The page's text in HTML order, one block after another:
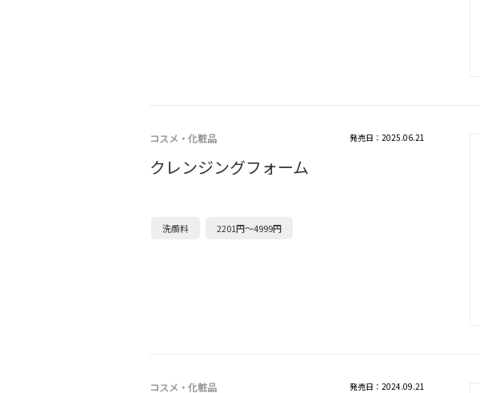
コスメ・化粧品 発売日：2025.06.21
クレンジングフォーム
洗顔料 2201円～4999円
コスメ・化粧品 発売日：2024.09.21